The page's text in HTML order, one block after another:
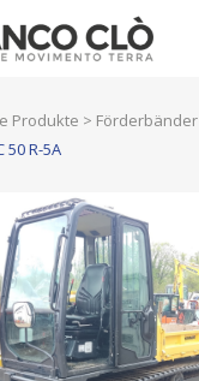
Produkte > Förderbänder
50 R-5A